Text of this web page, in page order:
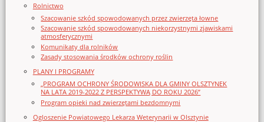
Rolnictwo
Szacowanie szkód spowodowanych przez zwierzęta łowne
Szacowanie szkód spowodowanych niekorzystnymi zjawiskami
atmosferycznymi
Komunikaty dla rolników
Zasady stosowania środków ochrony roślin
PLANY I PROGRAMY
„PROGRAM OCHRONY ŚRODOWISKA DLA GMINY OLSZTYNEK
NA LATA 2019-2022 Z PERSPEKTYWĄ DO ROKU 2026”
Program opieki nad zwierzętami bezdomnymi
Ogloszenie Powiatowego Lekarza Weterynarii w Olsztynie